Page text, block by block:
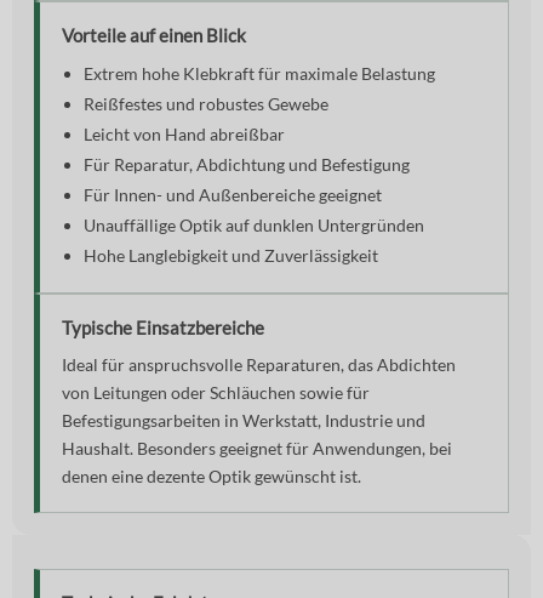
Vorteile auf einen Blick
Extrem hohe Klebkraft für maximale Belastung
Reißfestes und robustes Gewebe
Leicht von Hand abreißbar
Für Reparatur, Abdichtung und Befestigung
Für Innen- und Außenbereiche geeignet
Unauffällige Optik auf dunklen Untergründen
Hohe Langlebigkeit und Zuverlässigkeit
Typische Einsatzbereiche
Ideal für anspruchsvolle Reparaturen, das Abdichten
von Leitungen oder Schläuchen sowie für
Befestigungsarbeiten in Werkstatt, Industrie und
Haushalt. Besonders geeignet für Anwendungen, bei
denen eine dezente Optik gewünscht ist.